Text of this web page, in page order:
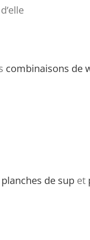
combinaisons de
planches de sup et